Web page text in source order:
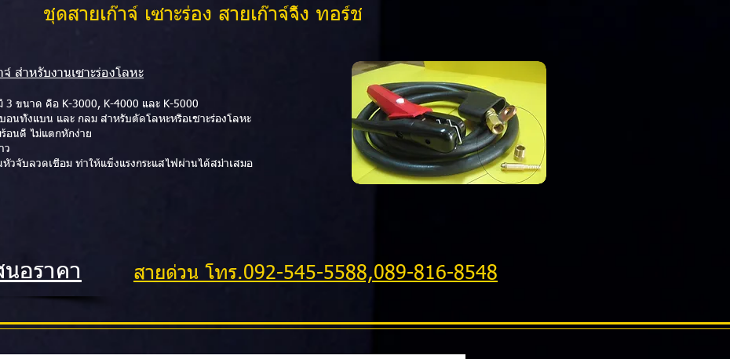
ชุดสายเก๊าจ์ เซาะร่อง สายเก๊าจ์จิ้ง ทอร์ช
สำหรับงานเซาะร่องโลหะ
3 ขนาด คือ K-3000, K-4000 และ K-5000
อนทั้งแบน และ กลม สำหรับตัดโลหะหรือเซาะร่องโลหะ
อนดี ไม่แตกหักง่าย
ว
จับลวดเชื่อม ทำให้แข็งแรงกระแสไฟผ่านได้สม่ำเสมอ
อราคา สายด่วน โทร.092-545-5588,089-816-8548